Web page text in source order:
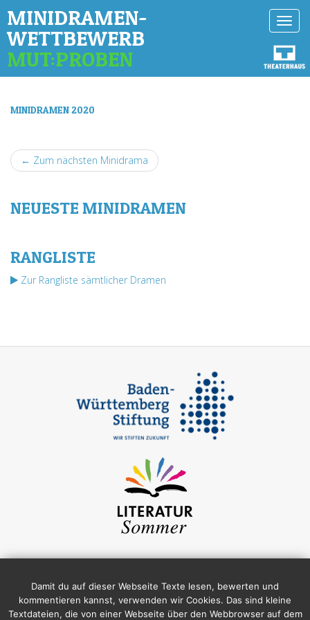
MINIDRAMEN-
WETTBEWERB
MUT:PROBEN
MINIDRAMEN 2020
← Zum nächsten Minidrama
NEUESTE MINIDRAMEN
RANGLISTE
Zur Rangliste sämtlicher Dramen
Damit du auf dieser Webseite Texte lesen, bewerten und
kommentieren kannst, verwenden wir Cookies. Das sind kleine
Textdateien, die von einer Webseite über den Webbrowser auf dem